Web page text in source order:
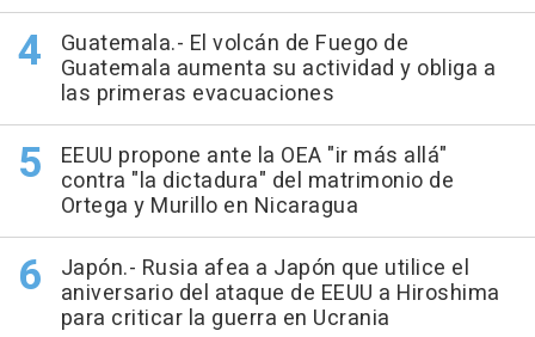
Guatemala.- El volcán de Fuego de
Guatemala aumenta su actividad y obliga a
las primeras evacuaciones
EEUU propone ante la OEA "ir más allá"
contra "la dictadura" del matrimonio de
Ortega y Murillo en Nicaragua
Japón.- Rusia afea a Japón que utilice el
aniversario del ataque de EEUU a Hiroshima
para criticar la guerra en Ucrania